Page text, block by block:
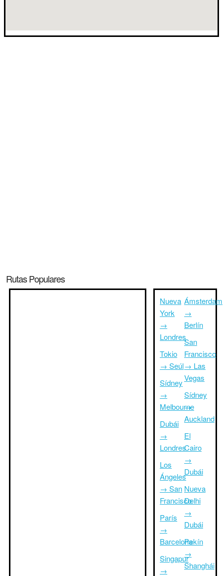
Rutas Populares
Nueva
York
→
Londres
Tokio
→ Seúl
Sídney
→
Melbourne
Dubái
→
Londres
Los
Ángeles
→ San
Francisco
París
→
Barcelona
Singapur
→
Ámsterdam
→
Berlín
San
Francisco
→ Las
Vegas
Sídney
→
Auckland
El
Cairo
→
Dubái
Nueva
Delhi
→
Dubái
Pekín
→
Shanghái